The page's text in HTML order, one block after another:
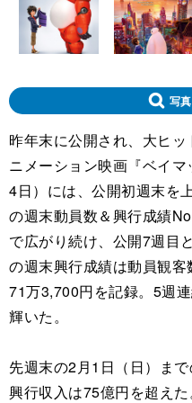
写
昨年末に公開され、大ヒ
ニメーション映画『ベイ
4日）には、公開初週末を
の週末動員数＆興行成績
で広がり続け、公開7週目
の週末興行成績は動員観
71万3,700円を記録。5週
輝いた。
先週末の2月1日（日）ま
興行収入は75億円を超え